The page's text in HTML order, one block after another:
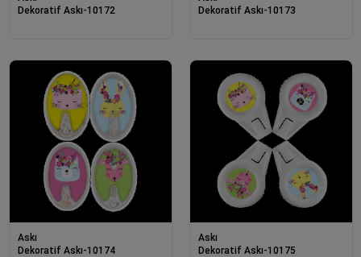
Dekoratif Askı-10172
Dekoratif Askı-10173
Askı
Dekoratif Askı-10174
Askı
Dekoratif Askı-10175